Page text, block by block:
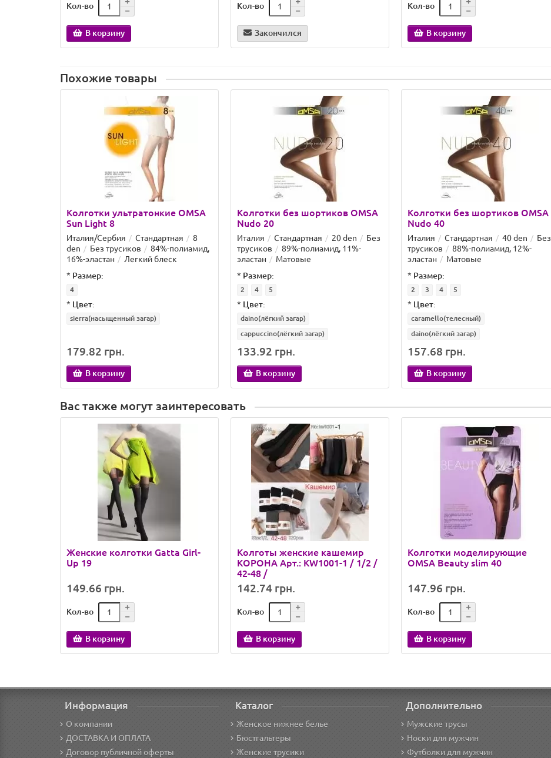
Кол-во
В корзину
Кол-во
Закончился
Кол-во
В корзину
Похожие товары
Колготки ультратонкие OMSA
Sun Light 8
Италия/Сербия Стандартная
8
den
Без трусиков
84%-полиамид,
16%-эластан
Легкий блеск
* Размер:
4
* Цвет:
sierra(насыщенный загар)
179.82 грн.
В корзину
Колготки без шортиков OMSA
Nudo 20
Италия Стандартная 20 den
Без
трусиков
89%-полиамид, 11%-
эластан
Матовые
* Размер:
2 4 5
* Цвет:
daino(лёгкий загар)
cappuccino(лёгкий загар)
133.92 грн.
В корзину
Колготки без шортиков OMSA
Nudo 40
Италия Стандартная 40 den
Без
трусиков
88%-полиамид, 12%-
эластан
Матовые
* Размер:
2 3 4 5
* Цвет:
caramello(телесный)
daino(лёгкий загар)
157.68 грн.
В корзину
Вас также могут заинтересовать
Женские колготки Gatta Girl-
Up 19
149.66 грн.
Кол-во
В корзину
Колготы женские кашемир
КОРОНА Арт.: KW1001-1 / 1/2 /
42-48 /
142.74 грн.
Кол-во
В корзину
Колготки моделирующие
OMSA Beauty slim 40
147.96 грн.
Кол-во
В корзину
Информация
О компании
ДОСТАВКА И ОПЛАТА
Договор публичной оферты
Каталог
Женское нижнее белье
Бюстгальтеры
Женские трусики
Дополнительно
Мужские трусы
Носки для мужчин
Футболки для мужчин